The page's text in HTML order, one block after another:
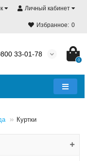
Личный кабинет
Избранное: 0
33-01-78
0
Куртки